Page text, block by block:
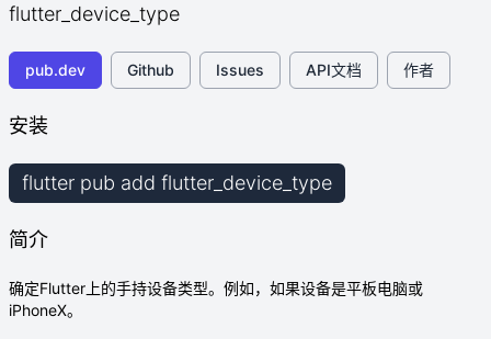
flutter_device_type
pub.dev Github Issues API文档 作者
安装
flutter pub add flutter_device_type
简介
确定Flutter上的手持设备类型。例如，如果设备是平板电脑或
iPhoneX。